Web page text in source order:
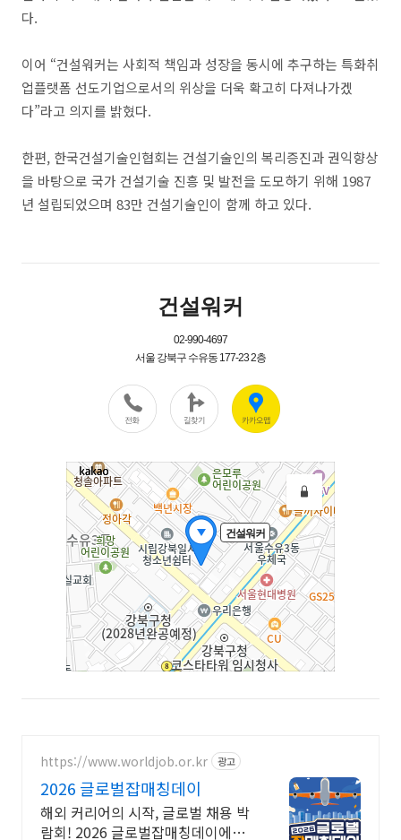
다.
이어 “건설워커는 사회적 책임과 성장을 동시에 추구하는 특화취
업플랫폼 선도기업으로서의 위상을 더욱 확고히 다져나가겠
다”라고 의지를 밝혔다.
한편, 한국건설기술인협회는 건설기술인의 복리증진과 권익향상
을 바탕으로 국가 건설기술 진흥 및 발전을 도모하기 위해 1987
년 설립되었으며 83만 건설기술인이 함께 하고 있다.
https://www.worldjob.or.kr 광고
2026 글로벌잡매칭데이
해외 커리어의 시작, 글로벌 채용 박
람회! 2026 글로벌잡매칭데이에서